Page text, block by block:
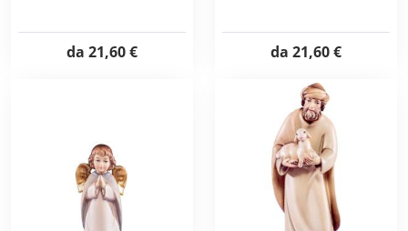
da 21,60 € da 21,60 €